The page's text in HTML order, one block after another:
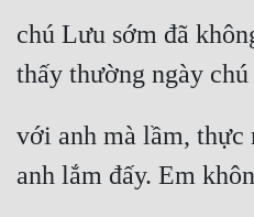
chú Lưu sớm đã
thấy thường ngày
với anh mà lầm, thực
anh lắm đấy. Em